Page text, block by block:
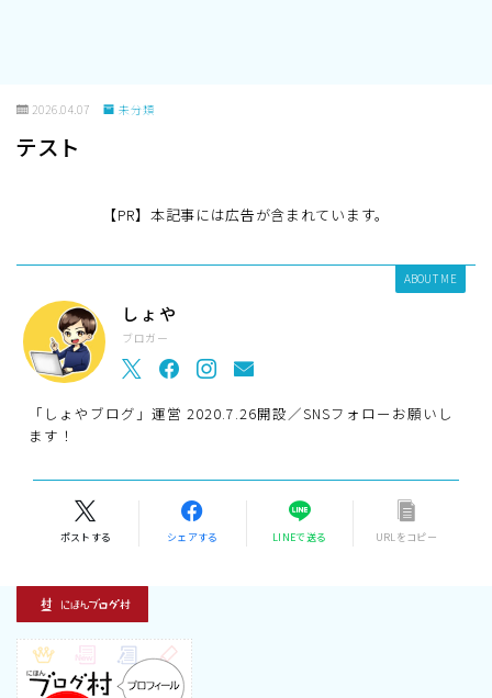
2026.04.07 未分類
テスト
【PR】本記事には広告が含まれています。
ABOUT ME
しょや
ブロガー
「しょやブログ」運営 2020.7.26開設／SNSフォローお願いし
ます！
ポストする シェアする LINEで送る URLをコピー